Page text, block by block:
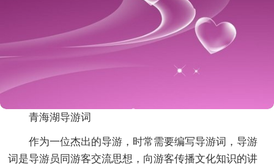
青海湖导游词
作为一位杰出的导游，时常需要编写导游词，导游
词是导游员同游客交流思想，向游客传播文化知识的讲